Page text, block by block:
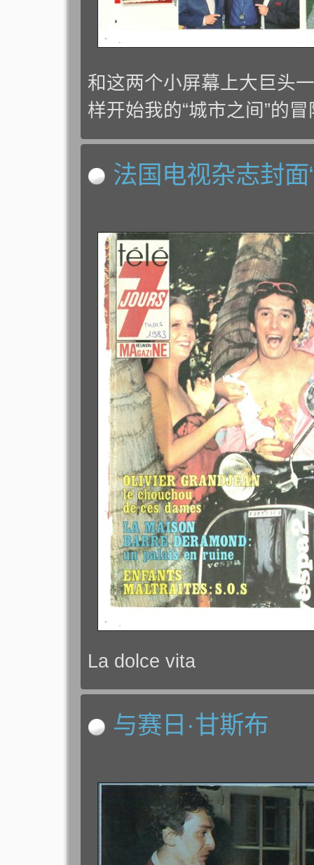
和这两个小屏幕上大巨头
样开始我的“城市之间”的
法国电视杂志封面
La dolce vita
与赛日·甘斯布